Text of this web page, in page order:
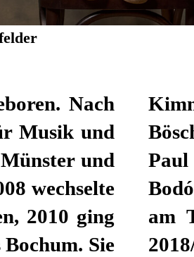
Nach
Musik und
und
wechselte
2010 ging
Sie
David
de Vroedt,
Viktor
gastierte sie
Spielzeit
Stuttgart